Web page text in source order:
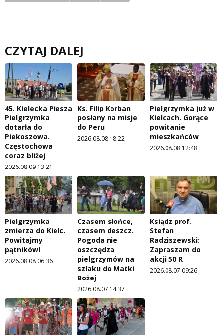
CZYTAJ DALEJ
45. Kielecka Piesza
Pielgrzymka
dotarła do
Piekoszowa.
Częstochowa
coraz bliżej
2026.08.09 13:21
Ks. Filip Korban
posłany na misje
do Peru
2026.08.08 18:22
Pielgrzymka już w
Kielcach. Gorące
powitanie
mieszkańców
2026.08.08 12:48
Pielgrzymka
zmierza do Kielc.
Powitajmy
pątników!
2026.08.08 06:36
Czasem słońce,
czasem deszcz.
Pogoda nie
oszczędza
pielgrzymów na
szlaku do Matki
Bożej
2026.08.07 14:37
Ksiądz prof.
Stefan
Radziszewski:
Zapraszam do
akcji 50 R
2026.08.07 09:26